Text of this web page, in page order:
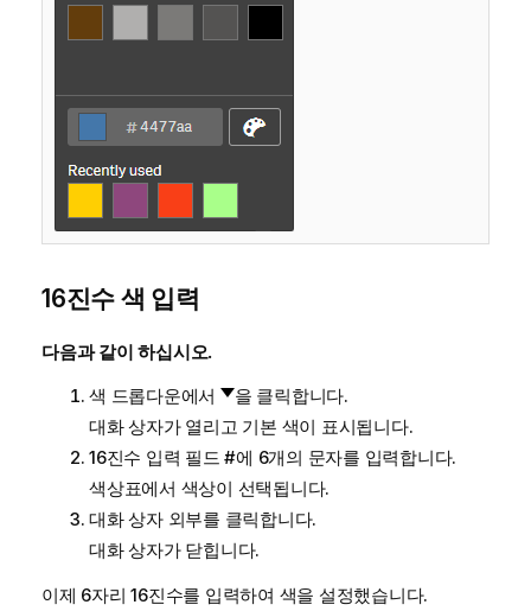
16진수 색 입력
다음과 같이 하십시오.
색 드롭다운에서
을 클릭합니다.
대화 상자가 열리고 기본 색이 표시됩니다.
16진수 입력 필드#에 6개의 문자를 입력합니다.
색상표에서 색상이 선택됩니다.
대화 상자 외부를 클릭합니다.
대화 상자가 닫힙니다.
이제 6자리 16진수를 입력하여 색을 설정했습니다.